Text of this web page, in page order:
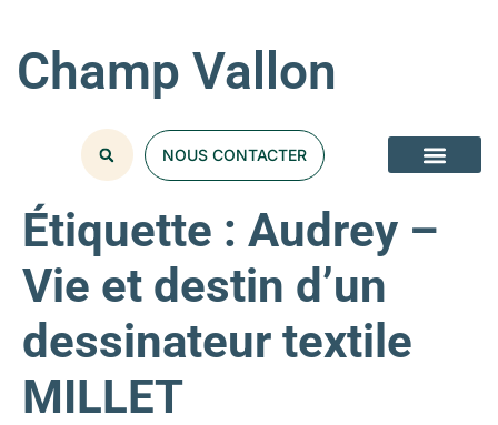
Champ Vallon
NOUS CONTACTER
Étiquette : Audrey –
Vie et destin d’un
dessinateur textile
MILLET